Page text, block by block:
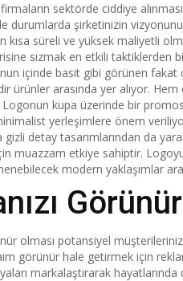
sektörde ciddiye
durumlarda şirketinizin vizyonunu
kısa süreli ve yüksek maliyetli
sızmak en etkili taktiklerden
içinde basit gibi görünen fakat
ürünler arasında yer alıyor.
kupa üzerinde bir
yerleşimlere önem
gizli detay tasarımlarından da
muazzam etkiye sahiptir.
modern yaklaşımlar
olması potansiyel
görünür hale getirmek için
markalaştırarak